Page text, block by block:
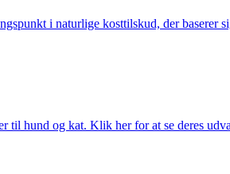
i naturlige kosttilskud, der baserer
til hund og kat. Klik her for at se deres